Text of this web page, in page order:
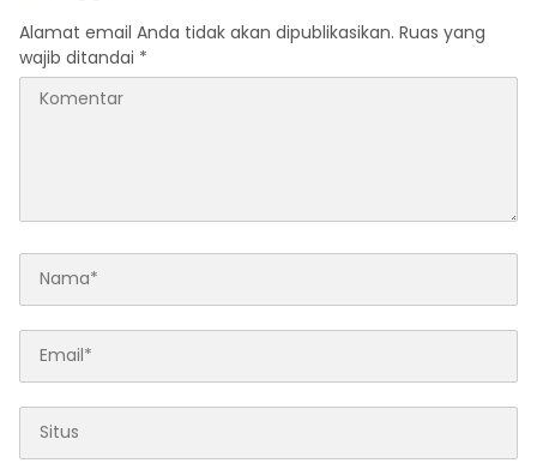
Alamat email Anda tidak akan dipublikasikan. Ruas yang
wajib ditandai *